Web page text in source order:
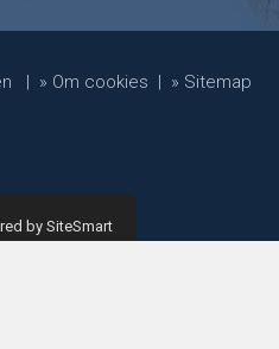
| » Om cookies | » Sitemap
by SiteSmart